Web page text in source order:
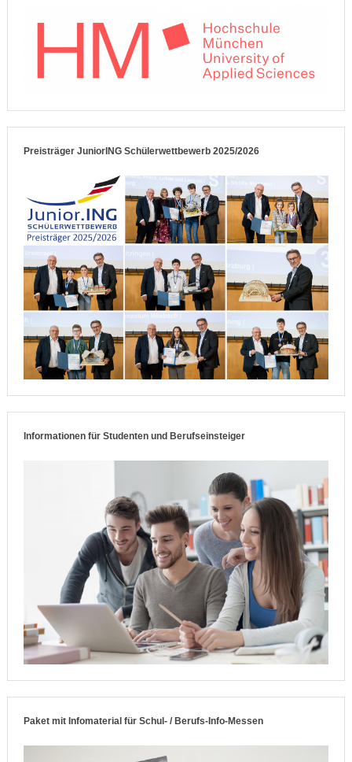
Preisträger JuniorING Schülerwettbewerb 2025/2026
Informationen für Studenten und Berufseinsteiger
Paket mit Infomaterial für Schul- / Berufs-Info-Messen